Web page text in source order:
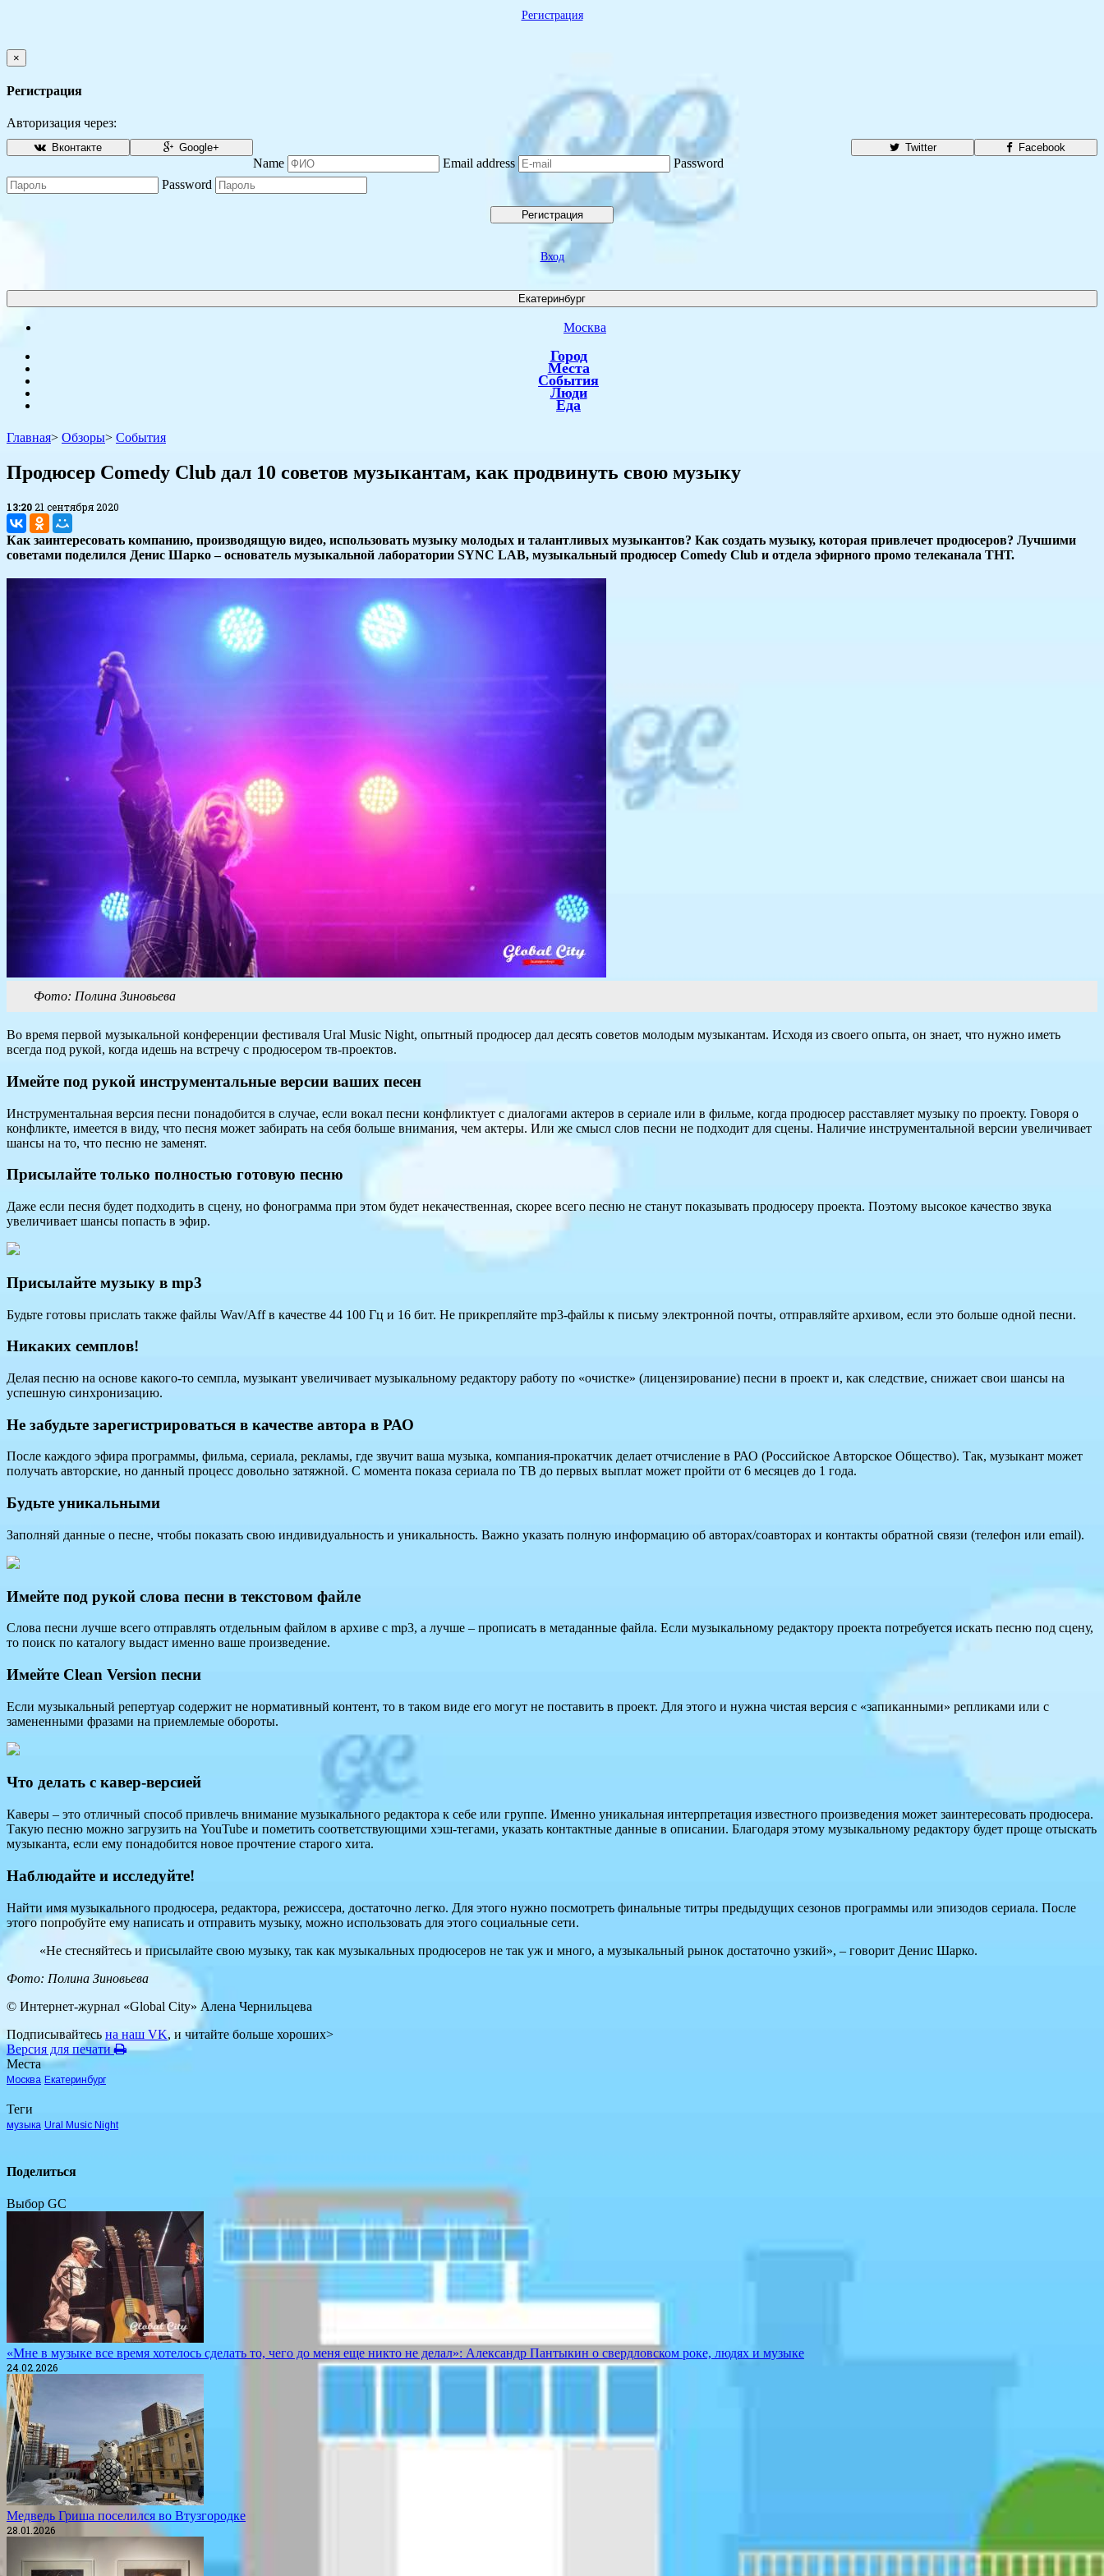
Регистрация
×
Регистрация
Авторизация через:
Facebook
Вконтакте Twitter
Google+
Name Email address
Password
Password
Регистрация
Вход
Екатеринбург
Москва
Город
Места
События
Люди
Еда
Главная> Обзоры> События
Продюсер Comedy Club дал 10 советов музыкантам, как продвинуть свою музыку
13:2021 сентября 2020
Как заинтересовать компанию, производящую видео, использовать музыку молодых и талантливых музыкантов? Как создать музыку, которая привлечет продюсеров? Лучшими
советами поделился Денис Шарко – основатель музыкальной лаборатории SYNC LAB, музыкальный продюсер Comedy Club и отдела эфирного промо телеканала ТНТ.
Фото: Полина Зиновьева
Во время первой музыкальной конференции фестиваля Ural Music Night, опытный продюсер дал десять советов молодым музыкантам. Исходя из своего опыта, он знает, что нужно иметь
всегда под рукой, когда идешь на встречу с продюсером тв-проектов.
Имейте под рукой инструментальные версии ваших песен
Инструментальная версия песни понадобится в случае, если вокал песни конфликтует с диалогами актеров в сериале или в фильме, когда продюсер расставляет музыку по проекту. Говоря о
конфликте, имеется в виду, что песня может забирать на себя больше внимания, чем актеры. Или же смысл слов песни не подходит для сцены. Наличие инструментальной версии увеличивает
шансы на то, что песню не заменят.
Присылайте только полностью готовую песню
Даже если песня будет подходить в сцену, но фонограмма при этом будет некачественная, скорее всего песню не станут показывать продюсеру проекта. Поэтому высокое качество звука
увеличивает шансы попасть в эфир.
Присылайте музыку в mp3
Будьте готовы прислать также файлы Wav/Aff в качестве 44 100 Гц и 16 бит. Не прикрепляйте mp3-файлы к письму электронной почты, отправляйте архивом, если это больше одной песни.
Никаких семплов!
Делая песню на основе какого-то семпла, музыкант увеличивает музыкальному редактору работу по «очистке» (лицензирование) песни в проект и, как следствие, снижает свои шансы на
успешную синхронизацию.
Не забудьте зарегистрироваться в качестве автора в РАО
После каждого эфира программы, фильма, сериала, рекламы, где звучит ваша музыка, компания-прокатчик делает отчисление в РАО (Российское Авторское Общество). Так, музыкант может
получать авторские, но данный процесс довольно затяжной. С момента показа сериала по ТВ до первых выплат может пройти от 6 месяцев до 1 года.
Будьте уникальными
Заполняй данные о песне, чтобы показать свою индивидуальность и уникальность. Важно указать полную информацию об авторах/соавторах и контакты обратной связи (телефон или email).
Имейте под рукой слова песни в текстовом файле
Слова песни лучше всего отправлять отдельным файлом в архиве с mp3, а лучше – прописать в метаданные файла. Если музыкальному редактору проекта потребуется искать песню под сцену,
то поиск по каталогу выдаст именно ваше произведение.
Имейте Clean Version песни
Если музыкальный репертуар содержит не нормативный контент, то в таком виде его могут не поставить в проект. Для этого и нужна чистая версия с «запиканными» репликами или с
замененными фразами на приемлемые обороты.
Что делать с кавер-версией
Каверы – это отличный способ привлечь внимание музыкального редактора к себе или группе. Именно уникальная интерпретация известного произведения может заинтересовать продюсера.
Такую песню можно загрузить на YouTube и пометить соответствующими хэш-тегами, указать контактные данные в описании. Благодаря этому музыкальному редактору будет проще отыскать
музыканта, если ему понадобится новое прочтение старого хита.
Наблюдайте и исследуйте!
Найти имя музыкального продюсера, редактора, режиссера, достаточно легко. Для этого нужно посмотреть финальные титры предыдущих сезонов программы или эпизодов сериала. После
этого попробуйте ему написать и отправить музыку, можно использовать для этого социальные сети.
«Не стесняйтесь и присылайте свою музыку, так как музыкальных продюсеров не так уж и много, а музыкальный рынок достаточно узкий», – говорит Денис Шарко.
Фото: Полина Зиновьева
© Интернет-журнал «Global City» Алена Чернильцева
Подписывайтесь на наш VK, и читайте больше хороших>
Версия для печати
Места
Москва Екатеринбург
Теги
музыка Ural Music Night
Поделиться
Выбор GC
«Мне в музыке все время хотелось сделать то, чего до меня еще никто не делал»: Александр Пантыкин о свердловском роке, людях и музыке
24.02.2026
Медведь Гриша поселился во Втузгородке
28.01.2026